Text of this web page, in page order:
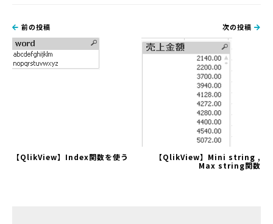
前の投稿
【QlikView】Index関数を使う
次の投稿
【QlikView】Mini string ,
Max string関数